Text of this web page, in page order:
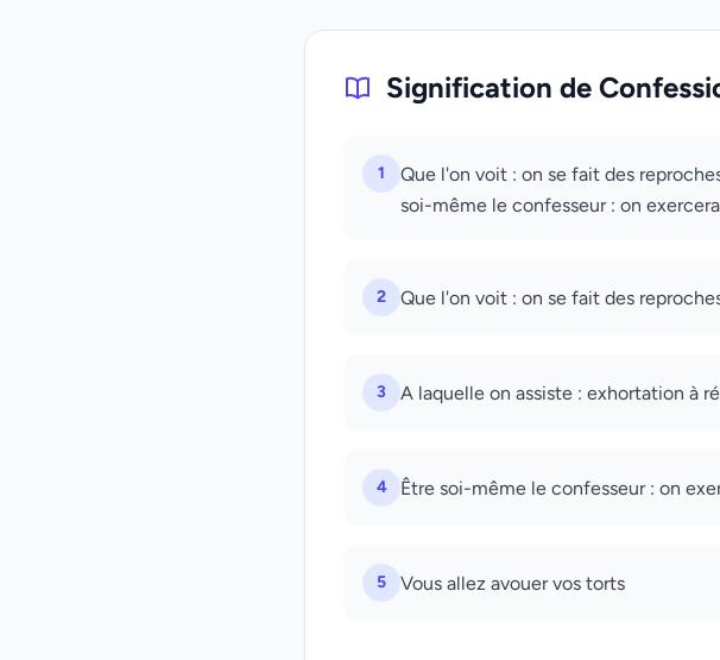
Signification de
1
Que l'on voit : on se fait des
soi-même le confesseur : on
2 Que l'on voit : on se fait des
3 A laquelle on assiste : exhortation à
4 Être soi-même le confesseur : on
5 Vous allez avouer vos torts